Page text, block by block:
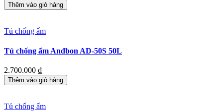
Thêm vào giỏ hàng
Tủ chống ẩm
Tủ chống ẩm Andbon AD-50S 50L
2.700.000 ₫
Thêm vào giỏ hàng
Tủ chống ẩm